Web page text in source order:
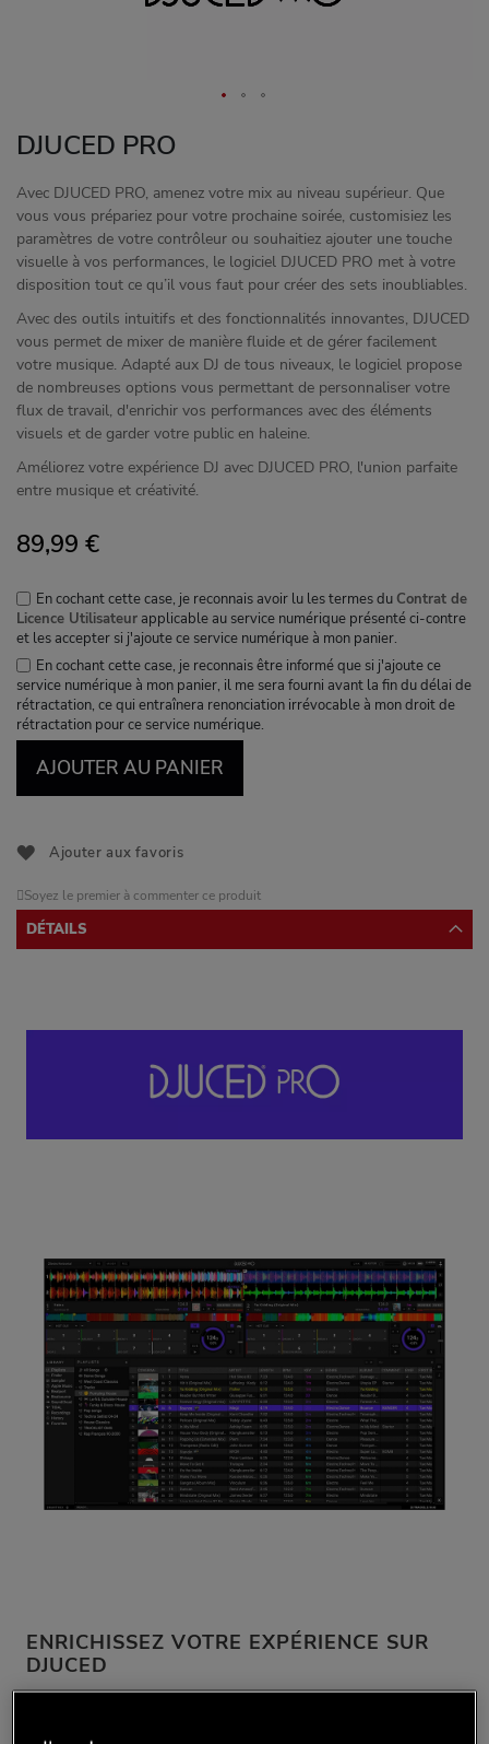
DJUCED PRO
Avec DJUCED PRO, amenez votre mix au niveau supérieur. Que
vous vous prépariez pour votre prochaine soirée, customisiez les
paramètres de votre contrôleur ou souhaitiez ajouter une touche
visuelle à vos performances, le logiciel DJUCED PRO met à votre
disposition tout ce qu’il vous faut pour créer des sets inoubliables.
Avec des outils intuitifs et des fonctionnalités innovantes, DJUCED
vous permet de mixer de manière fluide et de gérer facilement
votre musique. Adapté aux DJ de tous niveaux, le logiciel propose
de nombreuses options vous permettant de personnaliser votre
flux de travail, d'enrichir vos performances avec des éléments
visuels et de garder votre public en haleine.
Améliorez votre expérience DJ avec DJUCED PRO, l'union parfaite
entre musique et créativité.
89,99 €
En cochant cette case, je reconnais avoir lu les termes du Contrat de
Licence Utilisateurapplicable au service numérique présenté ci-contre
et les accepter si j'ajoute ce service numérique à mon panier.
En cochant cette case, je reconnais être informé que si j'ajoute ce
service numérique à mon panier, il me sera fourni avant la fin du délai de
rétractation, ce qui entraînera renonciation irrévocable à mon droit de
rétractation pour ce service numérique.
AJOUTER AU PANIER
Ajouter aux favoris
Soyez le premier à commenter ce produit
DÉTAILS
ENRICHISSEZ VOTRE EXPÉRIENCE SUR
DJUCED